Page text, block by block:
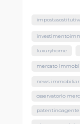
luxuryhome
mercato
news immobiliari
osservatorio